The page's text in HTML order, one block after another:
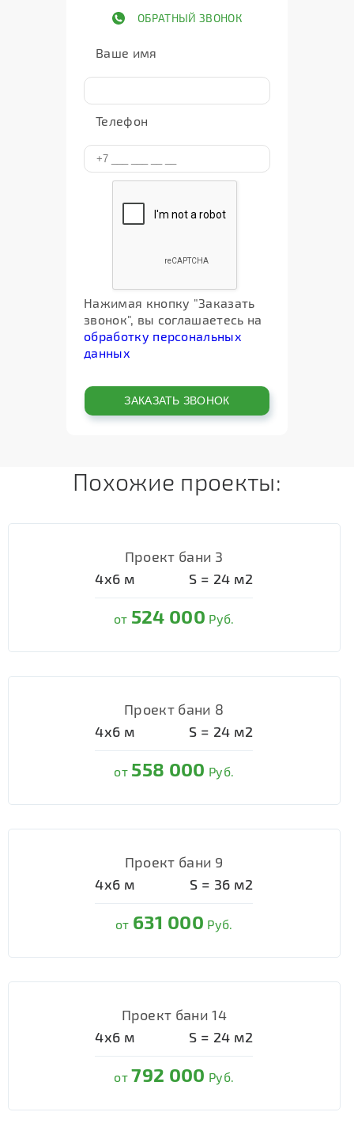
ОБРАТНЫЙ ЗВОНОК
Ваше имя
Телефон
Нажимая кнопку "Заказать
звонок", вы соглашаетесь на
обработку персональных
данных
Похожие проекты:
Проект бани 3
4х6 м S = 24 м2
от 524 000 Руб.
Проект бани 8
4х6 м S = 24 м2
от 558 000 Руб.
Проект бани 9
4х6 м S = 36 м2
от 631 000 Руб.
Проект бани 14
4х6 м S = 24 м2
от 792 000 Руб.